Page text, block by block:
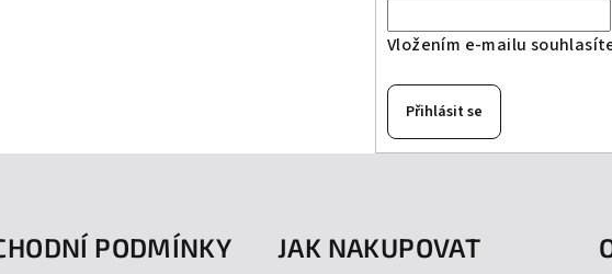
Vložením e-mailu
Přihlásit se
PODMÍNKY JAK NAKUPOVAT